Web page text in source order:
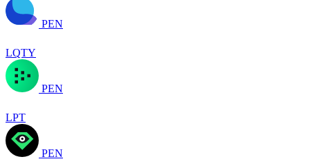
PEN
LQTY
PEN
LPT
PEN